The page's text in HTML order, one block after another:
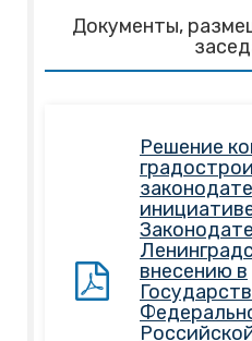
Документы,
Решение
внесению в